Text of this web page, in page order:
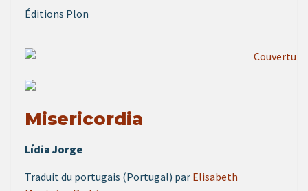
Éditions Plon
Misericordia
Lídia Jorge
Traduit du portugais (Portugal) par Elisabeth